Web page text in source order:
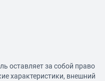
оставляет за собой право
характеристики, внешний